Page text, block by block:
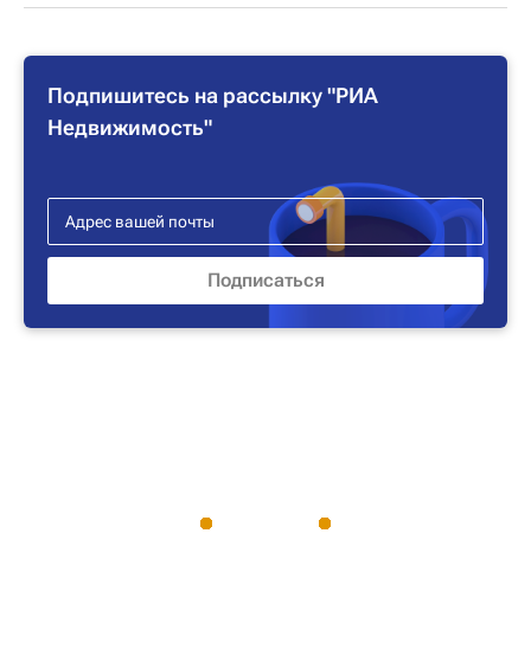
Подпишитесь на рассылку "РИА
Недвижимость"